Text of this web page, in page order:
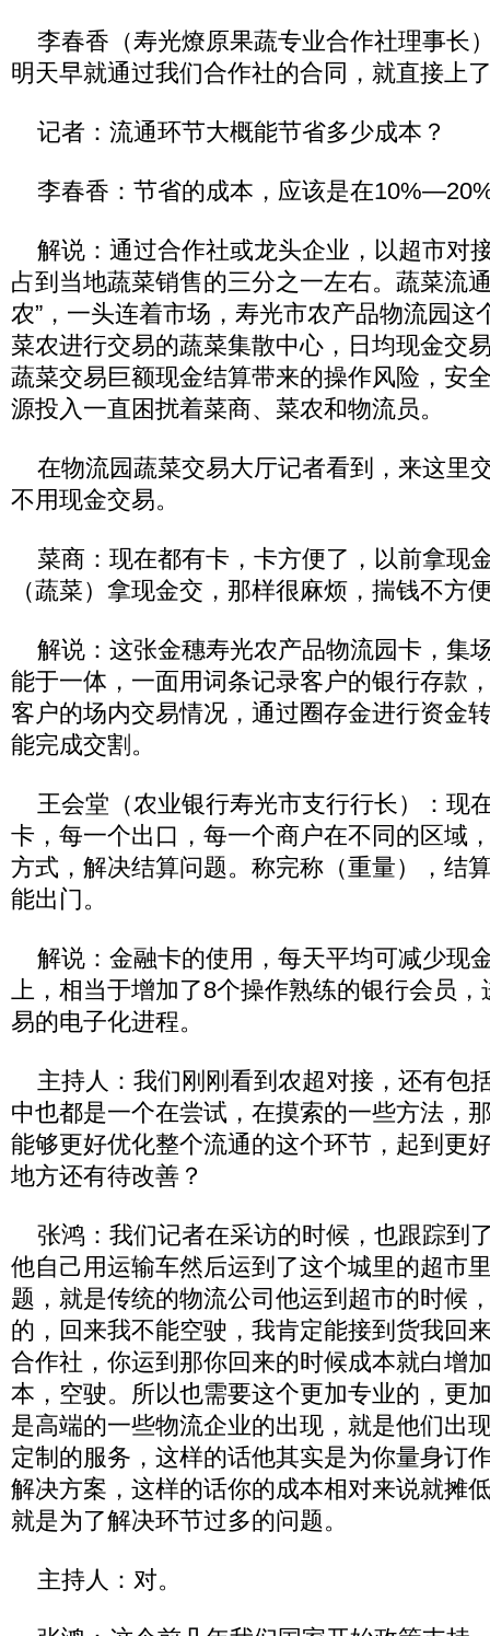
李春香（寿光燎原果蔬专业合作社理事长
明天早就通过我们合作社的合同，就直接上
记者：流通环节大概能节省多少成本？
李春香：节省的成本，应该是在
解说：通过合作社或龙头企业，以超市对
占到当地蔬菜销售的三分之一左右。蔬菜流
农”，一头连着市场，寿光市农产品物流园这
菜农进行交易的蔬菜集散中心，日均现金交
蔬菜交易巨额现金结算带来的操作风险，安
源投入一直困扰着菜商、菜农和物流员。
在物流园蔬菜交易大厅记者看到，来这里
不用现金交易。
菜商：现在都有卡，卡方便了，以前拿现
（蔬菜）拿现金交，那样很麻烦，揣钱不方
解说：这张金穗寿光农产品物流园卡，集
能于一体，一面用词条记录客户的银行存款
客户的场内交易情况，通过圈存金进行资金
能完成交割。
王会堂（农业银行寿光市支行行长）：现
卡，每一个出口，每一个商户在不同的区域
方式，解决结算问题。称完称（重量），结
能出门。
解说：金融卡的使用，每天平均可减少现
上，相当于增加了8个操作熟练的银行会员
易的电子化进程。
主持人：我们刚刚看到农超对接，还有包
中也都是一个在尝试，在摸索的一些方法，
能够更好优化整个流通的这个环节，起到更
地方还有待改善？
张鸿：我们记者在采访的时候，也跟踪到
他自己用运输车然后运到了这个城里的超市
题，就是传统的物流公司他运到超市的时候
的，回来我不能空驶，我肯定能接到货我回
合作社，你运到那你回来的时候成本就白增
本，空驶。所以也需要这个更加专业的，更
是高端的一些物流企业的出现，就是他们出
定制的服务，这样的话他其实是为你量身订
解决方案，这样的话你的成本相对来说就摊
就是为了解决环节过多的问题。
主持人：对。